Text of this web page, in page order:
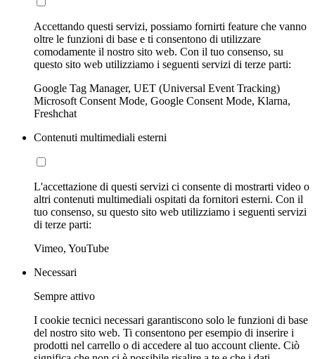
Accettando questi servizi, possiamo fornirti feature che vanno
oltre le funzioni di base e ti consentono di utilizzare
comodamente il nostro sito web. Con il tuo consenso, su
questo sito web utilizziamo i seguenti servizi di terze parti:
Google Tag Manager, UET (Universal Event Tracking)
Microsoft Consent Mode, Google Consent Mode, Klarna,
Freshchat
Contenuti multimediali esterni
L'accettazione di questi servizi ci consente di mostrarti video o
altri contenuti multimediali ospitati da fornitori esterni. Con il
tuo consenso, su questo sito web utilizziamo i seguenti servizi
di terze parti:
Vimeo, YouTube
Necessari
Sempre attivo
I cookie tecnici necessari garantiscono solo le funzioni di base
del nostro sito web. Ti consentono per esempio di inserire i
prodotti nel carrello o di accedere al tuo account cliente. Ciò